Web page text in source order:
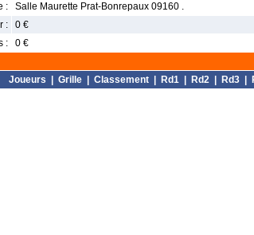
:
Salle Maurette Prat-Bonrepaux 09160 .
:
0 €
:
0 €
Joueurs Grille| Classement| Rd1| Rd2| Rd3|